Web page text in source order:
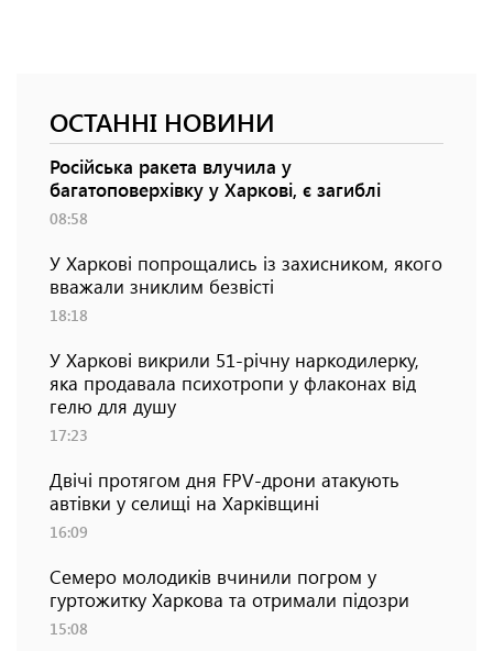
ОСТАННІ НОВИНИ
Російська ракета влучила у
багатоповерхівку у Харкові, є загиблі
08:58
У Харкові попрощались із захисником, якого
вважали зниклим безвісті
18:18
У Харкові викрили 51-річну наркодилерку,
яка продавала психотропи у флаконах від
гелю для душу
17:23
Двічі протягом дня FPV-дрони атакують
автівки у селищі на Харківщині
16:09
Семеро молодиків вчинили погром у
гуртожитку Харкова та отримали підозри
15:08